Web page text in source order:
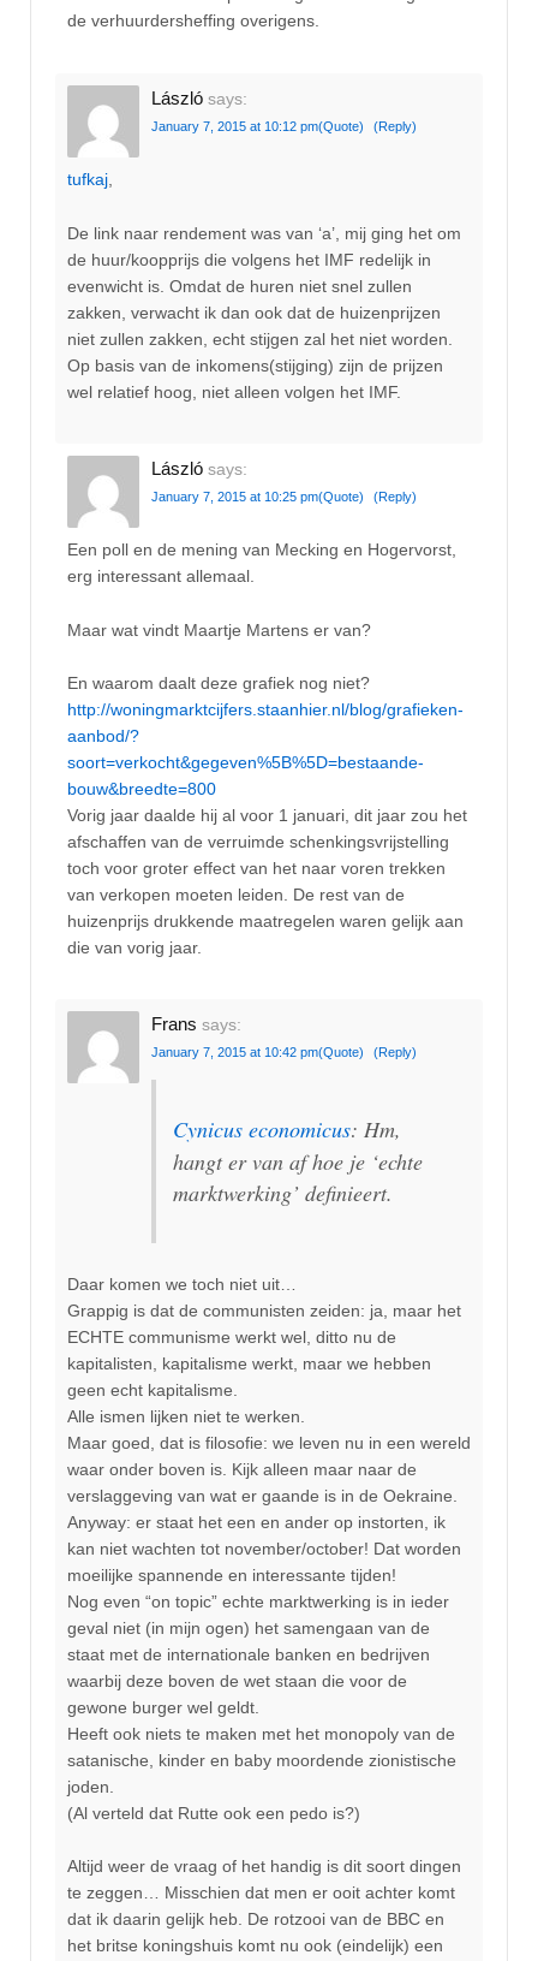
de verhuurdersheffing overigens.
László says:
January 7, 2015 at 10:12 pm(Quote) (Reply)
tufkaj
De link naar rendement was van ‘a’, mij ging het om
de huur/koopprijs die volgens het IMF redelijk in
evenwicht is. Omdat de huren niet snel zullen
zakken, verwacht ik dan ook dat de huizenprijzen
niet zullen zakken, echt stijgen zal het niet worden.
Op basis van de inkomens(stijging) zijn de prijzen
wel relatief hoog, niet alleen volgen het IMF.
László says:
January 7, 2015 at 10:25 pm(Quote) (Reply)
Een poll en de mening van Mecking en Hogervorst,
erg interessant allemaal.
Maar wat vindt Maartje Martens er van?
En waarom daalt deze grafiek nog niet?
http://woningmarktcijfers.staanhier.nl/blog/grafieken-
aanbod/?
soort=verkocht&gegeven%5B%5D=bestaande-
bouw&breedte=800
Vorig jaar daalde hij al voor 1 januari, dit jaar zou het
afschaffen van de verruimde schenkingsvrijstelling
toch voor groter effect van het naar voren trekken
van verkopen moeten leiden. De rest van de
huizenprijs drukkende maatregelen waren gelijk aan
die van vorig jaar.
Frans says:
January 7, 2015 at 10:42 pm(Quote) (Reply)
Cynicus economicus: Hm,
hangt er van af hoe je ‘echte
marktwerking’ definieert.
Daar komen we toch niet uit…
Grappig is dat de communisten zeiden: ja, maar het
ECHTE communisme werkt wel, ditto nu de
kapitalisten, kapitalisme werkt, maar we hebben
geen echt kapitalisme.
Alle ismen lijken niet te werken.
Maar goed, dat is filosofie: we leven nu in een wereld
waar onder boven is. Kijk alleen maar naar de
verslaggeving van wat er gaande is in de Oekraine.
Anyway: er staat het een en ander op instorten, ik
kan niet wachten tot november/october! Dat worden
moeilijke spannende en interessante tijden!
Nog even “on topic” echte marktwerking is in ieder
geval niet (in mijn ogen) het samengaan van de
staat met de internationale banken en bedrijven
waarbij deze boven de wet staan die voor de
gewone burger wel geldt.
Heeft ook niets te maken met het monopoly van de
satanische, kinder en baby moordende zionistische
joden.
(Al verteld dat Rutte ook een pedo is?)
Altijd weer de vraag of het handig is dit soort dingen
te zeggen… Misschien dat men er ooit achter komt
dat ik daarin gelijk heb. De rotzooi van de BBC en
het britse koningshuis komt nu ook (eindelijk) een